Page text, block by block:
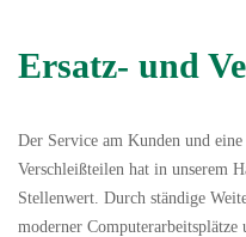
Ersatz- und
Der Service am Kunden und
Verschleißteilen hat in unserem
Stellenwert. Durch ständige
moderner